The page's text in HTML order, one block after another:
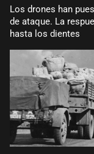
Los drones han
de ataque. La
hasta los dientes